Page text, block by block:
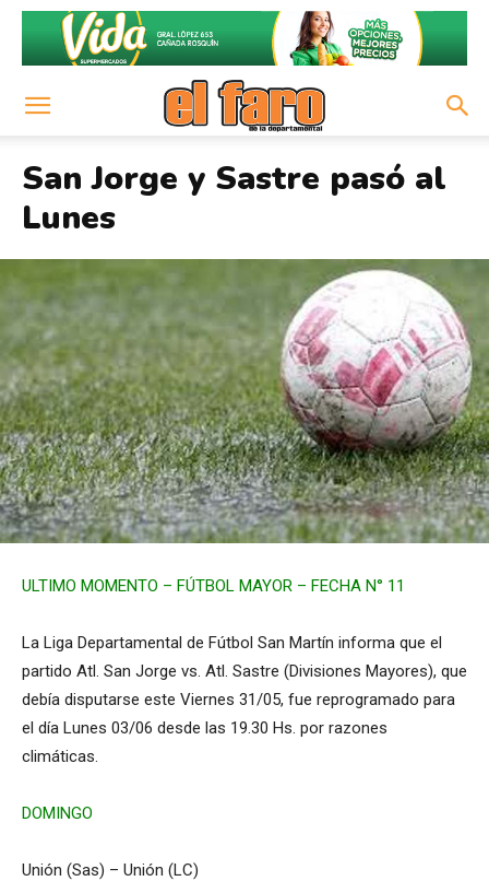
San Jorge y Sastre pasó al
Lunes
ULTIMO MOMENTO – FÚTBOL MAYOR – FECHA N° 11
La Liga Departamental de Fútbol San Martín informa que el
partido Atl. San Jorge vs. Atl. Sastre (Divisiones Mayores), que
debía disputarse este Viernes 31/05, fue reprogramado para
el día Lunes 03/06 desde las 19.30 Hs. por razones
climáticas.
DOMINGO
Unión (Sas) – Unión (LC)